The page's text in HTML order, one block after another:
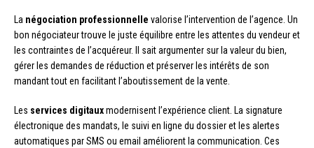
La négociation professionnelle valorise l’intervention de l’agence. Un
bon négociateur trouve le juste équilibre entre les attentes du vendeur et
les contraintes de l’acquéreur. Il sait argumenter sur la valeur du bien,
gérer les demandes de réduction et préserver les intérêts de son
mandant tout en facilitant l’aboutissement de la vente.
Les services digitauxmodernisent l’expérience client. La signature
électronique des mandats, le suivi en ligne du dossier et les alertes
automatiques par SMS ou email améliorent la communication. Ces